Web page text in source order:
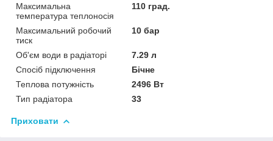
Максимальна
температура теплоносія
110 град.
Максимальний робочий
тиск
10 бар
Об'єм води в радіаторі
7.29 л
Спосіб підключення
Бічне
Теплова потужність
2496 Вт
Тип радіатора
33
Приховати